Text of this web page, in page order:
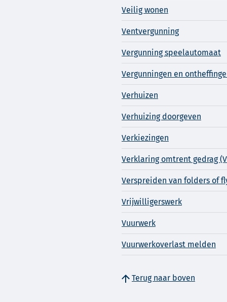
Veilig wonen
Ventvergunning
Vergunning speelautomaat
Vergunningen en
Verhuizen
Verhuizing doorgeven
Verkiezingen
Verklaring omtrent gedrag
Verspreiden van folders of
Vrijwilligerswerk
Vuurwerk
Vuurwerkoverlast melden
Terug naar boven